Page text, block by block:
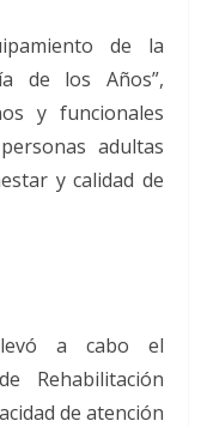
de la
de los Años”,
y funcionales
adultas
y calidad de
a cabo el
Rehabilitación
de atención